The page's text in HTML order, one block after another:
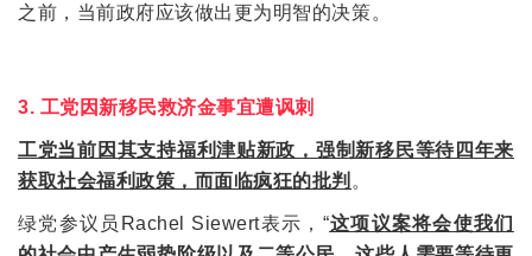
之前，当前政府应该做出更为明智的决策。
3. 工党因新移民救济金事宜遭讽刺
工党当前因其支持福利津贴新政，强制新移民等待四年来
获取社会福利政策，而面临疯狂的批判 。
绿党参议员Rachel Siewert表示，“这项议案将会使我们